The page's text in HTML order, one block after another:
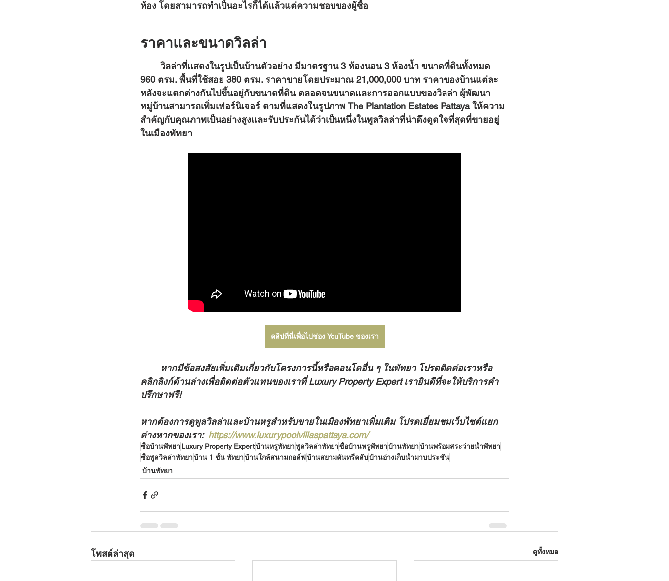
ห้อง โดยสามารถทำเป็นอะไรก็ได้แล้วแต่ความชอบของผู้ซื้อ
ราคาและขนาดวิลล่า
960 ตรม. พื้นที่ใช้สอย 380 ตรม. ราคาขายโดยประมาณ 21,000,000 บาท ราคาของบ้านแต่ละ
หลังจะแตกต่างกันไปขึ้นอยู่กับขนาดที่ดิน ตลอดจนขนาดและการออกแบบของวิลล่า ผู้พัฒนา
หมู่บ้านสามารถเพิ่มเฟอร์นิเจอร์ ตามที่แสดงในรูปภาพ The Plantation Estates Pattaya ให้ความ
สำคัญกับคุณภาพเป็นอย่างสูงและรับประกันได้ว่าเป็นหนึ่งในพูลวิลล่าที่น่าดึงดูดใจที่สุดที่ขายอยู่
ในเมืองพัทยา
คลิปที่นี่เพื่อไปช่อง YouTube ของเรา
หากมีข้อสงสัยเพิ่มเติมเกี่ยวกับโครงการนี้หรือคอนโดอื่น ๆ ในพัทยา โปรดติดต่อเราหรือ
คลิกลิงก์ด้านล่างเพื่อติดต่อตัวแทนของเราที่ Luxury Property Expert เรายินดีที่จะให้บริการคำ
ปรึกษาฟรี!
หากต้องการดูพูลวิลล่าและบ้านหรูสำหรับขายในเมืองพัทยาเพิ่มเติม โปรดเยี่ยมชมเว็บไซต์แยก
ต่างหากของเรา: https://www.luxurypoolvillaspattaya.com/
ซื้อบ้านพัทยา Luxury Property Expertบ้านหรูพัทยาพูลวิลล่าพัทยาซื้อบ้านหรูพัทยาบ้านพัทยาบ้านพร้อมสระว่ายน้ำพัทยา
ซื้อพูลวิลล่าพัทยาบ้าน 1 ชั้น พัทยาบ้านใกล้สนามกอล์ฟบ้านสยามคันทรี่คลับบ้านอ่างเก็บน้ำมาบประชัน
บ้านพัทยา
โพสต์ล่าสุด ดูทั้งหมด